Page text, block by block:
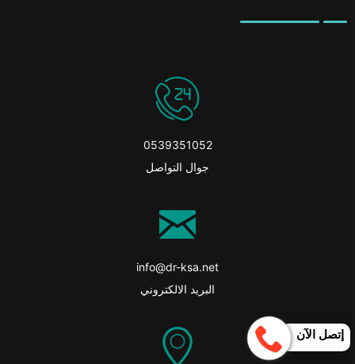
0539351052
جوال التواصل
info@dr-ksa.net
البريد الالكتروني
إتصل الآن